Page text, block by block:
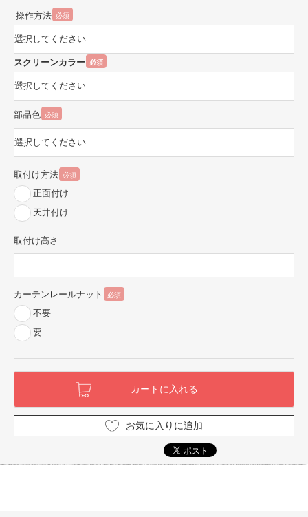
操作方法 必須
スクリーンカラー 必須
部品色 必須
取付け方法 必須
正面付け
天井付け
取付け高さ
カーテンレールナット 必須
不要
要
お気に入りに追加